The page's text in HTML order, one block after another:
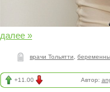
далее »
врачи Тольятти
+11.00 Автор: